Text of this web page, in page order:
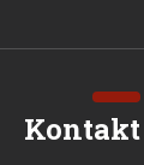
Kontakt